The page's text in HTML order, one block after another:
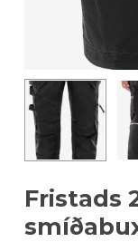
Fristads